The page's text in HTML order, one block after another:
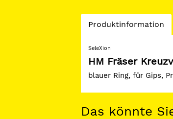
Current
Produktinformation
SeleXion
HM Fräser
blauer Ring, für Gips,
Das könnte